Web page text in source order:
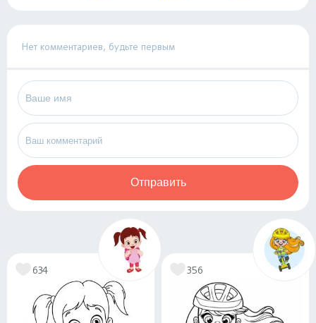
Нет комментариев, будьте первым
Отправить
634 356